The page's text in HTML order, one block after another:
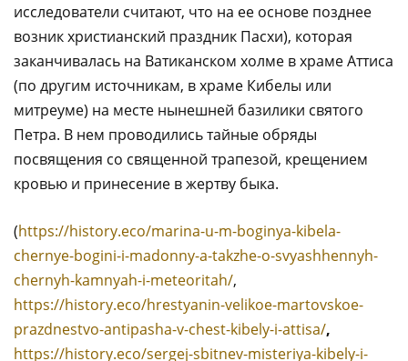
исследователи считают, что на ее основе позднее
возник христианский праздник Пасхи), которая
заканчивалась на Ватиканском холме в храме Аттиса
(по другим источникам, в храме Кибелы или
митреуме) на месте нынешней базилики святого
Петра. В нем проводились тайные обряды
посвящения со священной трапезой, крещением
кровью и принесение в жертву быка.
(https://history.eco/marina-u-m-boginya-kibela-
chernye-bogini-i-madonny-a-takzhe-o-svyashhennyh-
chernyh-kamnyah-i-meteoritah/,
https://history.eco/hrestyanin-velikoe-martovskoe-
prazdnestvo-antipasha-v-chest-kibely-i-attisa/,
https://history.eco/sergej-sbitnev-misteriya-kibely-i-